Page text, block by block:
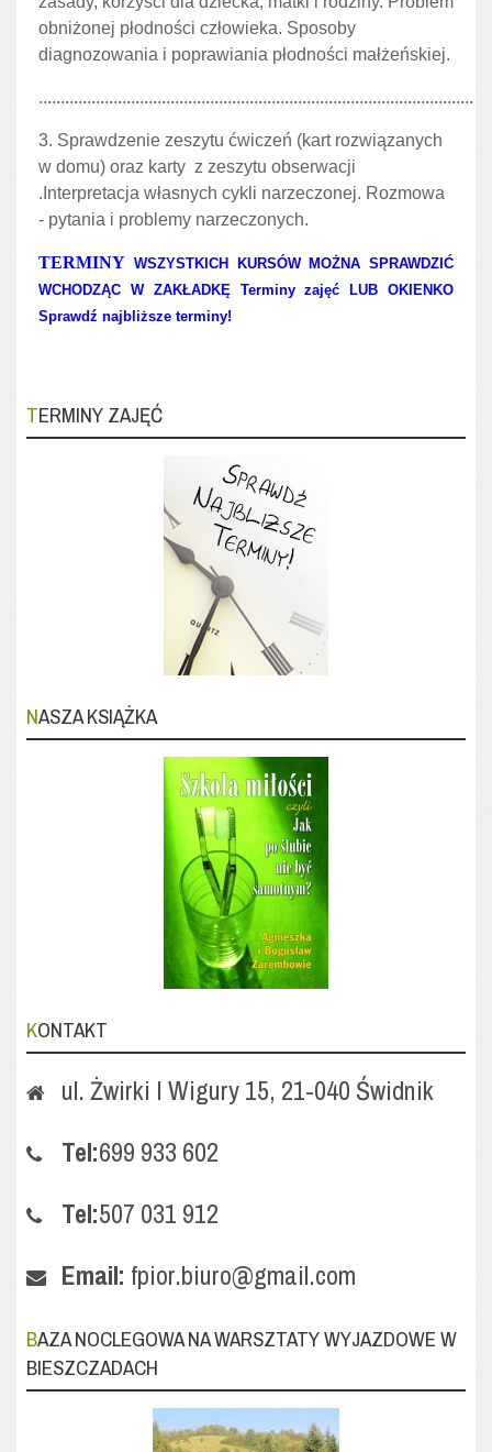
obniżonej płodności człowieka. Sposoby
diagnozowania i poprawiania płodności małżeńskiej.
...................................................................................................
3. Sprawdzenie zeszytu ćwiczeń (kart rozwiązanych
w domu) oraz karty z zeszytu obserwacji
.Interpretacja własnych cykli narzeczonej. Rozmowa
- pytania i problemy narzeczonych.
TERMINY WSZYSTKICH KURSÓW MOŻNA SPRAWDZIĆ
WCHODZĄC W ZAKŁADKĘ Terminy zajęć LUB OKIENKO
Sprawdź najbliższe terminy!
TERMINY ZAJĘĆ
NASZA KSIĄŻKA
KONTAKT
ul. Żwirki I Wigury 15, 21-040 Świdnik
Tel:699 933 602
Tel:507 031 912
Email: fpior.biuro@gmail.com
BAZA NOCLEGOWA NA WARSZTATY WYJAZDOWE W
BIESZCZADACH